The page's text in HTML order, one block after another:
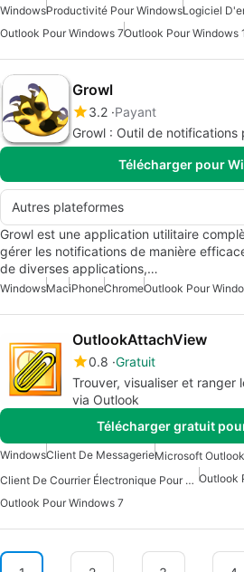
WindowsProductivité Pour WindowsLogiciel
Outlook Pour Windows 7Outlook Pour Windows
Growl
3.2 Payant
Growl : Outil de notifications
Télécharger pour
Autres plateformes
Growl est une application utilitaire
gérer les notifications de manière
de diverses applications,…
WindowsMaciPhoneChromeOutlook Pour
OutlookAttachView
0.8 Gratuit
Trouver, visualiser et ranger
via Outlook
Télécharger gratuit
WindowsClient De MessagerieMicrosoft
Client De Courrier Électronique Pour Windows Outlook
Outlook Pour Windows 7